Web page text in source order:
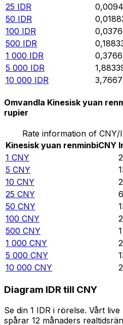
25 IDR
50 IDR
100 IDR
500 IDR
1 000 IDR
5 000 IDR
10 000 IDR
Omvandla Kinesisk yuan
rupier
Rate information of
Kinesisk yuan renminbiCNY
1 CNY
5 CNY
10 CNY
25 CNY
50 CNY
100 CNY
500 CNY
1 000 CNY
5 000 CNY
10 000 CNY
Diagram IDR till CNY
Se din 1 IDR i rörelse. Vårt
spårar 12 månaders